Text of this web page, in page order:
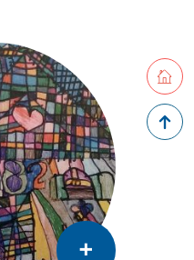
Zurück